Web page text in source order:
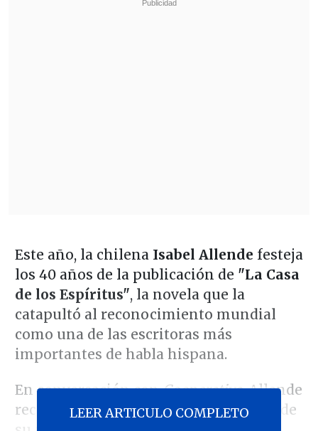
Este año, la chilena Isabel Allende festeja
los 40 años de la publicación de "La Casa
de los Espíritus", la novela que la
catapultó al reconocimiento mundial
como una de las escritoras más
importantes de habla hispana.
En conversación conCooperativa, Allende
recordó una instancia en la que luego de
LEER ARTICULO COMPLETO